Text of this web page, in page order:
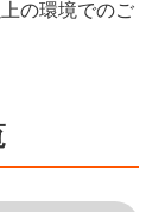
の環境でのご